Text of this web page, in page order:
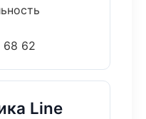
68 62
Line